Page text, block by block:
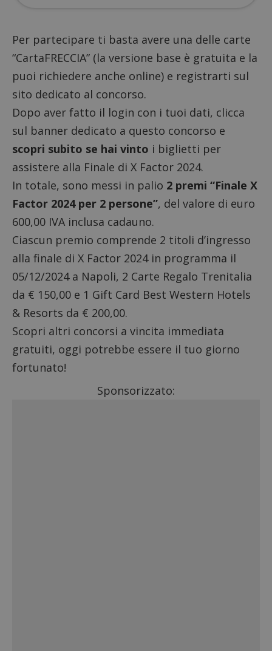
Per partecipare ti basta avere una delle carte
“CartaFRECCIA” (la versione base è gratuita e la
puoi richiedere anche online) e registrarti sul
sito dedicato al concorso.
Dopo aver fatto il login con i tuoi dati, clicca
sul banner dedicato a questo concorso e
scopri subito se hai vinto i biglietti per
assistere alla Finale di X Factor 2024.
In totale, sono messi in palio 2 premi “Finale X
Factor 2024 per 2 persone”, del valore di euro
600,00 IVA inclusa cadauno.
Ciascun premio comprende 2 titoli d’ingresso
alla finale di X Factor 2024 in programma il
05/12/2024 a Napoli, 2 Carte Regalo Trenitalia
da € 150,00 e 1 Gift Card Best Western Hotels
& Resorts da € 200,00.
Scopri altri concorsi a vincita immediata
gratuiti, oggi potrebbe essere il tuo giorno
fortunato!
Sponsorizzato: